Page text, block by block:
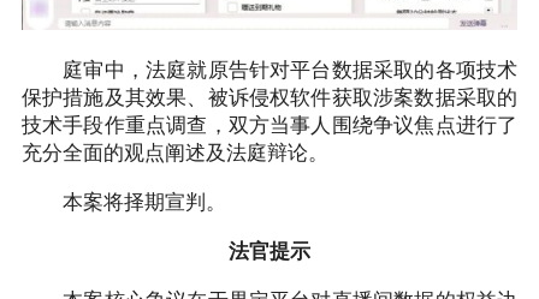
庭审中，法庭就原告针对平台数据采取的各项技术
保护措施及其效果、被诉侵权软件获取涉案数据采取的
技术手段作重点调查，双方当事人围绕争议焦点进行了
充分全面的观点阐述及法庭辩论。
本案将择期宣判。
法官提示